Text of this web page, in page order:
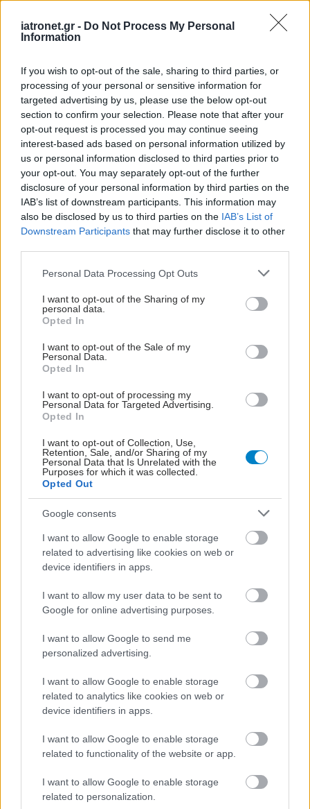
iatronet.gr - Do Not Process My Personal
Information
If you wish to opt-out of the sale, sharing to third parties, or
processing of your personal or sensitive information for
targeted advertising by us, please use the below opt-out
section to confirm your selection. Please note that after your
opt-out request is processed you may continue seeing
interest-based ads based on personal information utilized by
us or personal information disclosed to third parties prior to
your opt-out. You may separately opt-out of the further
disclosure of your personal information by third parties on the
IAB’s list of downstream participants. This information may
also be disclosed by us to third parties on the IAB’s List of
Downstream Participants that may further disclose it to other
Please note that this website/app uses one or more Google
not limited to your visit or usage behaviour. You may click to
grant or deny consent to Google and its third-party tags to
use your data for below specified purposes in below Google
consent section.
Personal Data Processing Opt Outs
I want to opt-out of the Sharing of my
personal data.
Opted In
I want to opt-out of the Sale of my
Personal Data.
Opted In
I want to opt-out of processing my
Personal Data for Targeted Advertising.
Opted In
I want to opt-out of Collection, Use,
Retention, Sale, and/or Sharing of my
Personal Data that Is Unrelated with the
Purposes for which it was collected.
Opted Out
Google consents
I want to allow Google to enable storage
related to advertising like cookies on web or
device identifiers in apps.
I want to allow my user data to be sent to
Google for online advertising purposes.
I want to allow Google to send me
personalized advertising.
I want to allow Google to enable storage
related to analytics like cookies on web or
device identifiers in apps.
I want to allow Google to enable storage
related to functionality of the website or app.
I want to allow Google to enable storage
related to personalization.
Συνδυασμένη θεραπεία
για τον μυοδιηθητικό
Φόβος για τον καρκίνο:
Πότε είναι φυσιολογικός
και πότε χρειάζεται
βοήθεια
ΔΕΙΤΕ ΕΠΙΣΗΣ